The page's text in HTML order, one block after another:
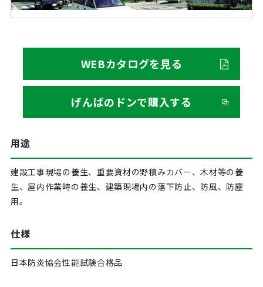
WEBカタログを見る
げんばのドンで購入する
用途
建設工事現場の養生、重要資材の野積みカバー、木材等の養
生、屋内作業時の養生、建築現場内の落下防止、防風、防塵
用。
仕様
日本防炎協会性能試験合格品